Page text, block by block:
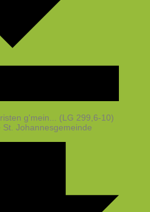
g'mein... (LG 299,6-10)
Johannesgemeinde